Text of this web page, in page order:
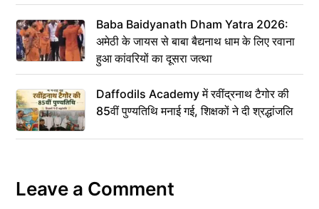
Baba Baidyanath Dham Yatra 2026:
अमेठी के जायस से बाबा बैद्यनाथ धाम के लिए रवाना
हुआ कांवरियों का दूसरा जत्था
Daffodils Academy में रवींद्रनाथ टैगोर की
85वीं पुण्यतिथि मनाई गई, शिक्षकों ने दी श्रद्धांजलि
Leave a Comment